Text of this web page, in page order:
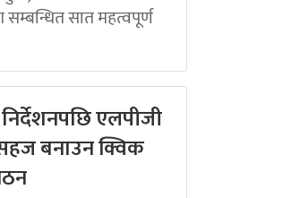
सात महत्वपूर्ण
निर्देशनपछि एलपीजी
बनाउन क्विक